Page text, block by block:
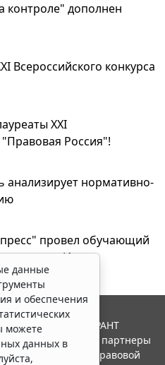
контроле" дополнен
Всероссийского конкурса
XXI
"Правовая Россия"!
анализирует нормативно-
провел обучающий
Искра
данные
и обеспечения
можете
данных в
2026. Система ГАРАНТ
"Гарант" и ее партнеры
ассоциации правовой